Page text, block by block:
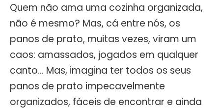
Quem não ama uma cozinha organizada,
não é mesmo? Mas, cá entre nós, os
panos de prato, muitas vezes, viram um
caos: amassados, jogados em qualquer
canto… Mas, imagina ter todos os seus
panos de prato impecavelmente
organizados, fáceis de encontrar e ainda